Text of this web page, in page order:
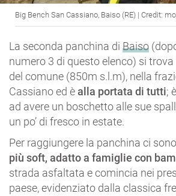
Big Bench San Cassiano, Baiso (RE) | Credit:
La seconda panchina di Baiso
numero 3 di questo elenco) si
del comune (850m s.l.m), nella
Cassiano ed è alla portata di tutti;
ad avere un boschetto alle sue
un po’ di fresco in estate.
Per raggiungere la panchina ci sono
più soft, adatto a famiglie con
strada asfaltata e comincia nei
paese, evidenziato dalla classica